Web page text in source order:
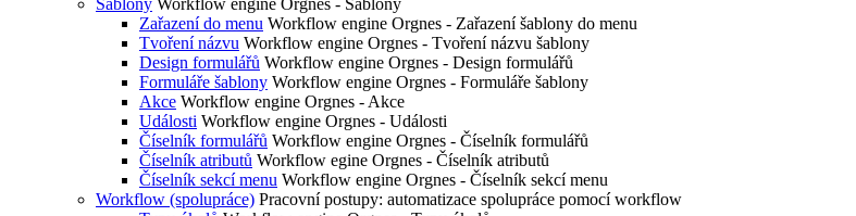
Šablony Workflow engine Orgnes - Šablony
Zařazení do menu Workflow engine Orgnes - Zařazení šablony do menu
Tvoření názvu Workflow engine Orgnes - Tvoření názvu šablony
Design formulářů Workflow engine Orgnes - Design formulářů
Formuláře šablony Workflow engine Orgnes - Formuláře šablony
Akce Workflow engine Orgnes - Akce
Události Workflow engine Orgnes - Události
Číselník formulářů Workflow engine Orgnes - Číselník formulářů
Číselník atributů Workflow egine Orgnes - Číselník atributů
Číselník sekcí menu Workflow engine Orgnes - Číselník sekcí menu
Workflow (spolupráce) Pracovní postupy: automatizace spolupráce pomocí workflow